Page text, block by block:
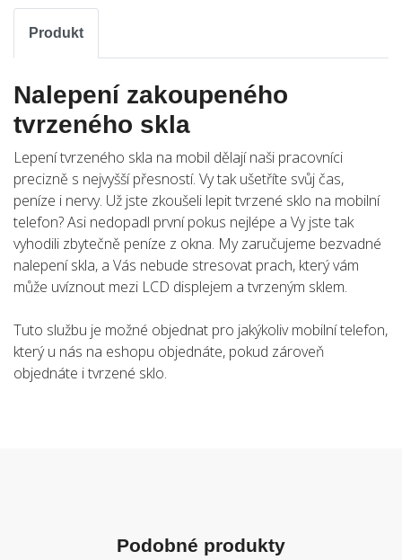
Produkt
Nalepení zakoupeného
tvrzeného skla
Lepení tvrzeného skla na mobil dělají naši pracovníci
precizně s nejvyšší přesností. Vy tak ušetříte svůj čas,
peníze i nervy. Už jste zkoušeli lepit tvrzené sklo na mobilní
telefon? Asi nedopadl první pokus nejlépe a Vy jste tak
vyhodili zbytečně peníze z okna. My zaručujeme bezvadné
nalepení skla, a Vás nebude stresovat prach, který vám
může uvíznout mezi LCD displejem a tvrzeným sklem.
Tuto službu je možné objednat pro jakýkoliv mobilní telefon,
který u nás na eshopu objednáte, pokud zároveň
objednáte i tvrzené sklo.
Podobné produkty